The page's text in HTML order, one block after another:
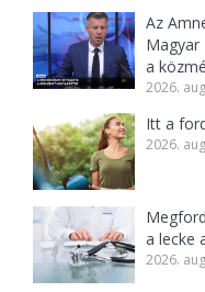
Az
a
2026.
Itt a
2026.
a lecke
2026.